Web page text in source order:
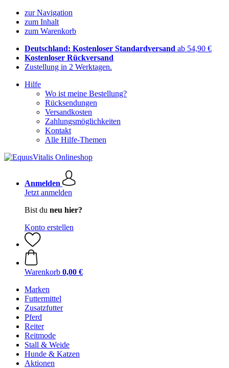
zur Navigation
zum Inhalt
zum Warenkorb
Deutschland: Kostenloser Standardversand ab 54,90 €
Kostenloser Rückversand
Zustellung in 2 Werktagen.
Hilfe
Wo ist meine Bestellung?
Rücksendungen
Versandkosten
Zahlungsmöglichkeiten
Kontakt
Alle Hilfe-Themen
Anmelden
Jetzt anmelden
Bist du neu hier?
Konto erstellen
Warenkorb 0,00 €
Marken
Futtermittel
Zusatzfutter
Pferd
Reiter
Reitmode
Stall & Weide
Hunde & Katzen
Aktionen